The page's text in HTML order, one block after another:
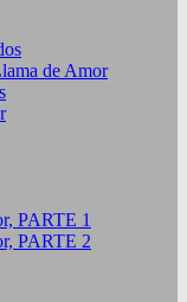
de Amor
PARTE 1
PARTE 2